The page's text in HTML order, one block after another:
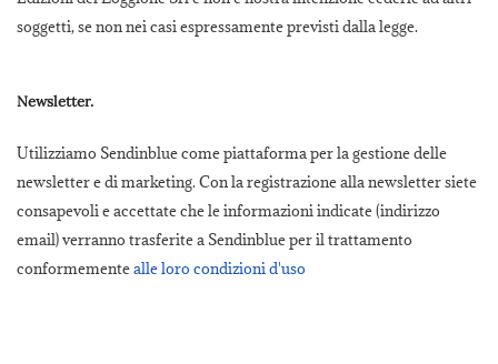
soggetti, se non nei casi espressamente previsti dalla legge.
Newsletter.
Utilizziamo Sendinblue come piattaforma per la gestione delle
newsletter e di marketing. Con la registrazione alla newsletter siete
consapevoli e accettate che le informazioni indicate (indirizzo
email) verranno trasferite a Sendinblue per il trattamento
conformementealle loro condizioni d'uso